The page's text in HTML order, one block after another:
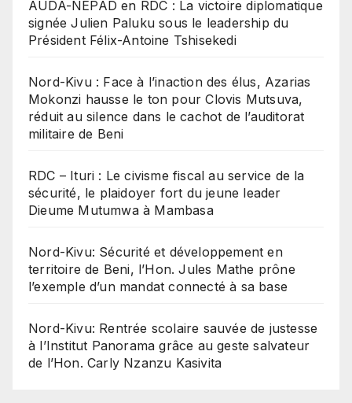
​AUDA-NEPAD en RDC : La victoire diplomatique
signée Julien Paluku sous le leadership du
Président Félix-Antoine Tshisekedi
Nord-Kivu : Face à l’inaction des élus, Azarias
Mokonzi hausse le ton pour Clovis Mutsuva,
réduit au silence dans le cachot de l’auditorat
militaire de Beni
RDC – Ituri : Le civisme fiscal au service de la
sécurité, le plaidoyer fort du jeune leader
Dieume Mutumwa à Mambasa
Nord-Kivu: Sécurité et développement en
territoire de Beni, l’Hon. Jules Mathe prône
l’exemple d’un mandat connecté à sa base
Nord-Kivu: Rentrée scolaire sauvée de justesse
à l’Institut Panorama grâce au geste salvateur
de l’Hon. Carly Nzanzu Kasivita